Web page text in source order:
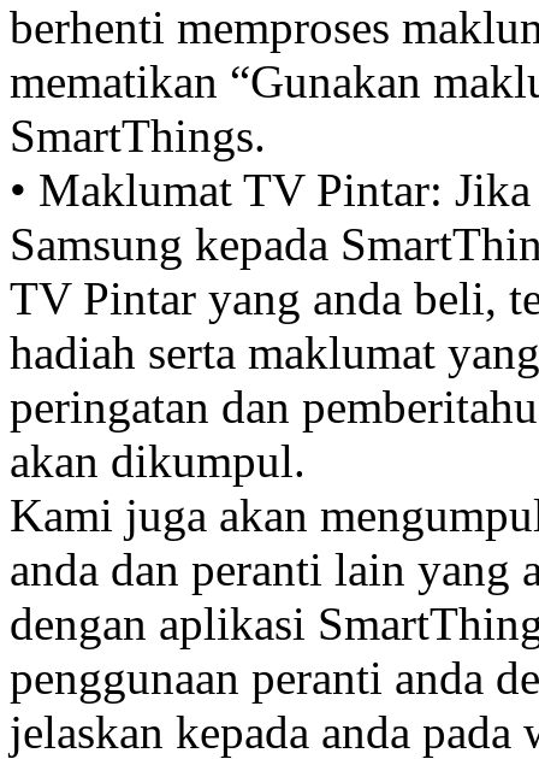
berhenti memproses
mematikan “Gunakan
SmartThings.
• Maklumat TV Pintar:
Samsung kepada
TV Pintar yang anda beli,
hadiah serta maklumat
peringatan dan
akan dikumpul.
Kami juga akan
anda dan peranti lain yang
dengan aplikasi
penggunaan peranti anda
jelaskan kepada anda